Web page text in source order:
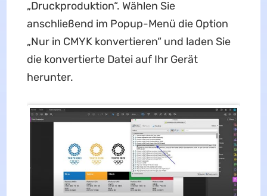
„Druckproduktion“. Wählen Sie
anschließend im Popup-Menü die Option
„Nur in CMYK konvertieren“ und laden Sie
die konvertierte Datei auf Ihr Gerät
herunter.